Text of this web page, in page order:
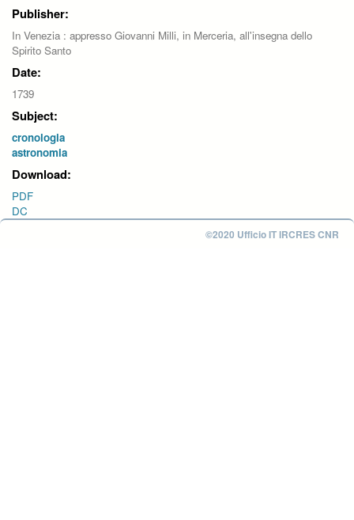
Publisher:
In Venezia : appresso Giovanni Milli, in Merceria, all'insegna dello
Spirito Santo
Date:
1739
Subject:
cronologia
astronomia
Download:
PDF
DC
©2020 Ufficio IT IRCRES CNR